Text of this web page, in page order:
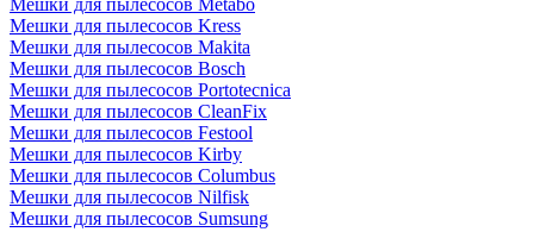
Мешки для пылесосов Metabo
Мешки для пылесосов Kress
Мешки для пылесосов Makita
Мешки для пылесосов Bosch
Мешки для пылесосов Portotecnica
Мешки для пылесосов CleanFix
Мешки для пылесосов Festool
Мешки для пылесосов Kirby
Мешки для пылесосов Columbus
Мешки для пылесосов Nilfisk
Мешки для пылесосов Sumsung